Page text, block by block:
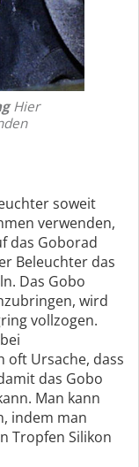
Hier
soweit
verwenden,
das Goborad
Beleuchter das
Das Gobo
wird
vollzogen.
oft Ursache, dass
das Gobo
Man kann
indem man
Tropfen Silikon